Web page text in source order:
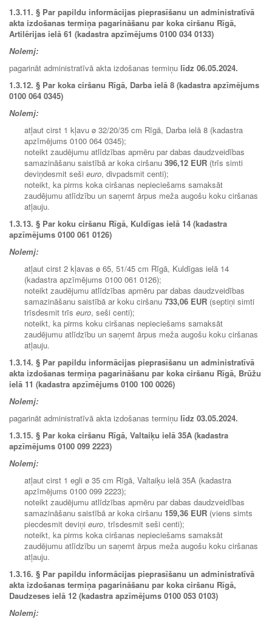
1.3.11. § Par papildu informācijas pieprasīšanu un administratīvā
akta izdošanas termiņa pagarināšanu par koka ciršanu Rīgā,
Artilērijas ielā 61 (kadastra apzīmējums 0100 034 0133)
Nolemj:
pagarināt administratīvā akta izdošanas termiņu līdz 06.05.2024.
1.3.12. § Par koka ciršanu Rīgā, Darba ielā 8 (kadastra apzīmējums
0100 064 0345)
Nolemj:
atļaut cirst 1 kļavu ø 32/20/35 cm Rīgā, Darba ielā 8 (kadastra
apzīmējums 0100 064 0345);
noteikt zaudējumu atlīdzības apmēru par dabas daudzveidības
samazināšanu saistībā ar koka ciršanu 396,12 EUR (trīs simti
deviņdesmit seši euro, divpadsmit centi);
noteikt, ka pirms koka ciršanas nepieciešams samaksāt
zaudējumu atlīdzību un saņemt ārpus meža augošu koku ciršanas
atļauju.
1.3.13. § Par koku ciršanu Rīgā, Kuldīgas ielā 14 (kadastra
apzīmējums 0100 061 0126)
Nolemj:
atļaut cirst 2 kļavas ø 65, 51/45 cm Rīgā, Kuldīgas ielā 14
(kadastra apzīmējums 0100 061 0126);
noteikt zaudējumu atlīdzības apmēru par dabas daudzveidības
samazināšanu saistībā ar koku ciršanu 733,06 EUR (septiņi simti
trīsdesmit trīs euro, seši centi);
noteikt, ka pirms koku ciršanas nepieciešams samaksāt
zaudējumu atlīdzību un saņemt ārpus meža augošu koku ciršanas
atļauju.
1.3.14. § Par papildu informācijas pieprasīšanu un administratīvā
akta izdošanas termiņa pagarināšanu par koka ciršanu Rīgā, Brūžu
ielā 11 (kadastra apzīmējums 0100 100 0026)
Nolemj:
pagarināt administratīvā akta izdošanas termiņu līdz 03.05.2024.
1.3.15. § Par koka ciršanu Rīgā, Valtaiķu ielā 35A (kadastra
apzīmējums 0100 099 2223)
Nolemj:
atļaut cirst 1 egli ø 35 cm Rīgā, Valtaiķu ielā 35A (kadastra
apzīmējums 0100 099 2223);
noteikt zaudējumu atlīdzības apmēru par dabas daudzveidības
samazināšanu saistībā ar koka ciršanu 159,36 EUR (viens simts
piecdesmit deviņi euro, trīsdesmit seši centi);
noteikt, ka pirms koka ciršanas nepieciešams samaksāt
zaudējumu atlīdzību un saņemt ārpus meža augošu koku ciršanas
atļauju.
1.3.16. § Par papildu informācijas pieprasīšanu un administratīvā
akta izdošanas termiņa pagarināšanu par koka ciršanu Rīgā,
Daudzeses ielā 12 (kadastra apzīmējums 0100 053 0103)
Nolemj: